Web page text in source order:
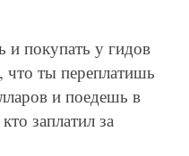
и покупать у гидов
что ты переплатишь
и поедешь в
заплатил за